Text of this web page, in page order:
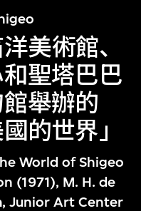
美術館、
聖塔巴巴
舉辦的
的世界」
World of Shigeo
(1971), M. H. de
Junior Art Center